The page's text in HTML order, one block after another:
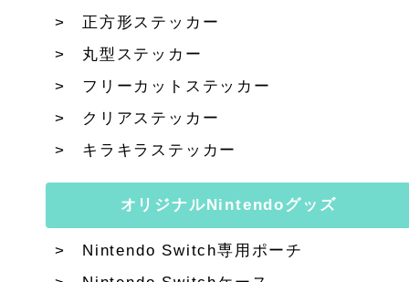
正方形ステッカー
丸型ステッカー
フリーカットステッカー
クリアステッカー
キラキラステッカー
オリジナルNintendoグッズ
Nintendo Switch専用ポーチ